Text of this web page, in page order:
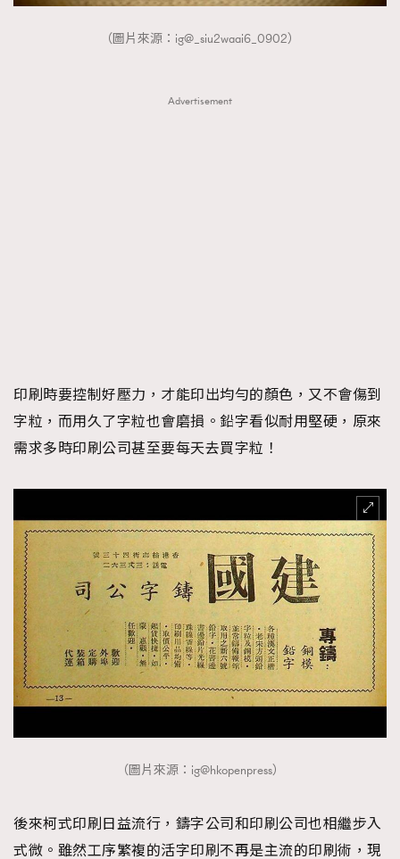
（圖片來源：ig@_siu2waai6_0902）
Advertisement
印刷時要控制好壓力，才能印出均勻的顏色，又不會傷到
字粒，而用久了字粒也會磨損。鉛字看似耐用堅硬，原來
需求多時印刷公司甚至要每天去買字粒！
（圖片來源：ig@hkopenpress）
後來柯式印刷日益流行，鑄字公司和印刷公司也相繼步入
式微。雖然工序繁複的活字印刷不再是主流的印刷術，現